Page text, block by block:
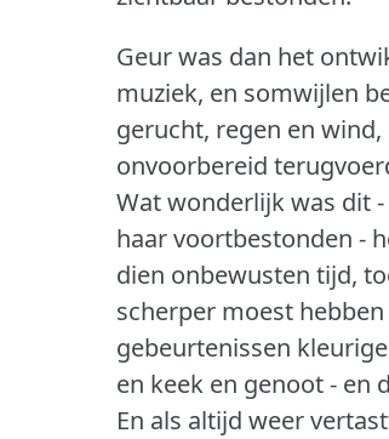
Geur was dan het
muziek, en somwijlen
gerucht, regen en
onvoorbereid
Wat wonderlijk was dit
haar voortbestonden -
dien onbewusten tijd,
scherper moest
gebeurtenissen
en keek en genoot - en
En als altijd weer